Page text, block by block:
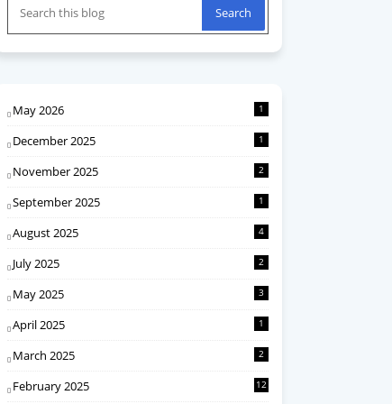
May 2026 1
December 2025 1
November 2025 2
September 2025 1
August 2025 4
July 2025 2
May 2025 3
April 2025 1
March 2025 2
February 2025 12